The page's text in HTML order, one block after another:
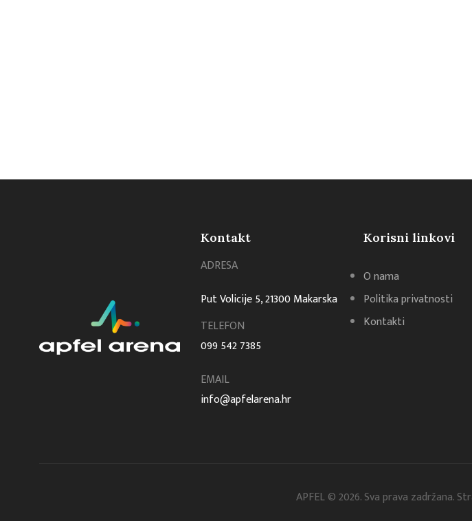
Kontakt
ADRESA
Put Volicije 5, 21300 Makarska
TELEFON
099 542 7385
EMAIL
info@apfelarena.hr
Korisni linkovi
O nama
Politika privatnosti
Kontakti
APFEL © 2026. Sva prava zadržana.